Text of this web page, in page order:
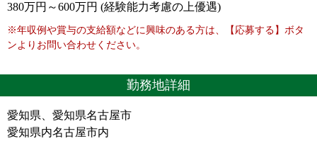
380万円～600万円 (経験能力考慮の上優遇)
※年収例や賞与の支給額などに興味のある方は、【応募する】ボタ
ンよりお問い合わせください。
勤務地詳細
愛知県、愛知県名古屋市
愛知県内名古屋市内